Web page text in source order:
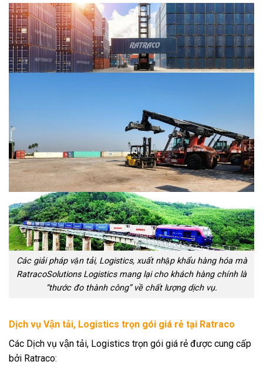
Các giải pháp vận tải, Logistics, xuất nhập khẩu hàng hóa mà
RatracoSolutions Logistics mang lại cho khách hàng chính là
“thước đo thành công” về chất lượng dịch vụ.
Dịch vụ Vận tải, Logistics trọn gói giá rẻ tại Ratraco
Các Dịch vụ vận tải, Logistics trọn gói giá rẻ được cung cấp
bởi Ratraco: